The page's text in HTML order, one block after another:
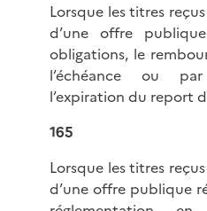
Lorsque les titres
d’une offre
obligations, le
l’échéance ou
l’expiration du report
165
Lorsque les titres
d’une offre publique